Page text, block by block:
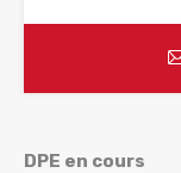
DPE en cours